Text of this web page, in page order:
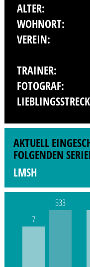
ALTER:
WOHNORT:
VEREIN:
TRAINER:
FOTOGRAF:
AKTUELL
FOLGENDEN
LMSH
7
533